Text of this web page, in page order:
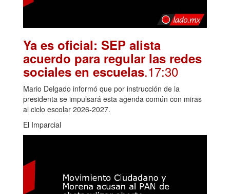
Ya es oficial: SEP alista
acuerdo para regular las redes
sociales en escuelas.17:30
Mario Delgado informó que por instrucción de la
presidenta se impulsará esta agenda común con miras
al ciclo escolar 2026-2027.
El Imparcial